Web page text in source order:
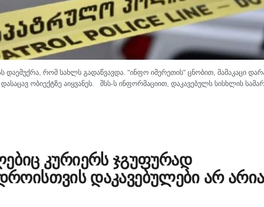
დაემუქრა, რომ სახლს გადაწვავდა. "ინფო იმერეთის" ცნობით, მამაკაცი
ობიექტზე აიყვანეს. შსს-ს ინფორმაციით, დაკავებულს სისხლის
კურიერს ჯგუფურად
დაკავებულები არ